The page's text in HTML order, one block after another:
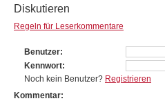
Diskutieren
Regeln für Leserkommentare
Benutzer
Kennwort
Noch kein Benutzer? Registrieren
Kommentar